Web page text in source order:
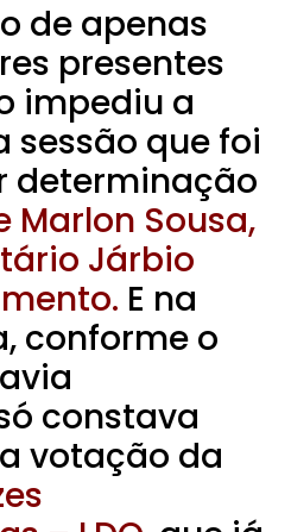
de apenas
presentes
impediu a
sessão que foi
determinação
Marlon Sousa,
Járbio
E na
conforme o
constava
votação da